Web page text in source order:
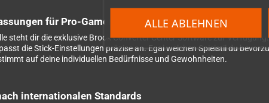
ALLE ABLEHNEN
für Pro-Gamer
steht dir die exklusive Brook Converter Center Software zur
die Stick-Einstellungen präzise an. Egal welchen Spielstil du
auf deine individuellen Bedürfnisse und Gewohnheiten.
internationalen Standards